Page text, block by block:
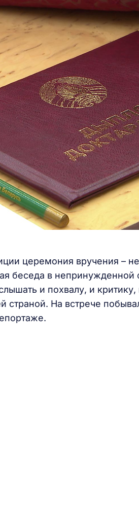
церемония вручения –
беседа в непринужденной
и похвалу, и критику,
страной. На встрече